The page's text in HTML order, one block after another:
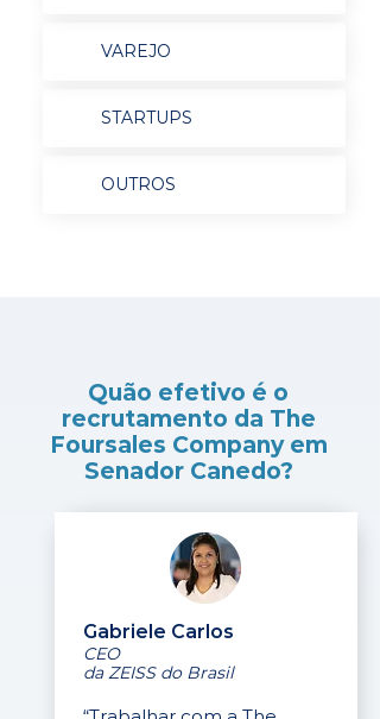
VAREJO
STARTUPS
OUTROS
Quão efetivo é o
recrutamento da The
Foursales Company em
Senador Canedo?
Gabriele Carlos
CEO
da ZEISS do Brasil